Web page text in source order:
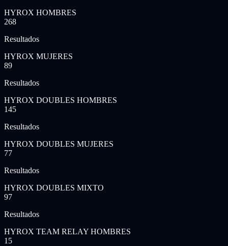
HYROX HOMBRES
268
Resultados
HYROX MUJERES
89
Resultados
HYROX DOUBLES HOMBRES
145
Resultados
HYROX DOUBLES MUJERES
77
Resultados
HYROX DOUBLES MIXTO
97
Resultados
HYROX TEAM RELAY HOMBRES
15